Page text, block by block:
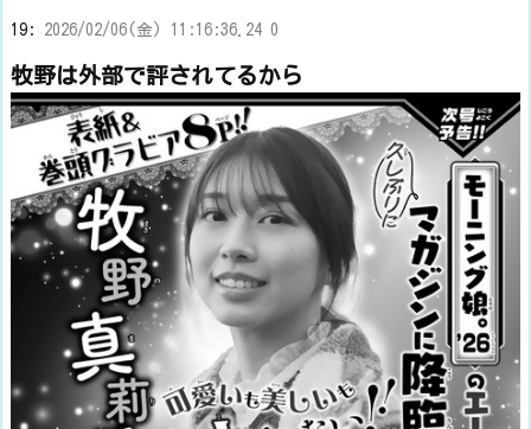
19: 2026/02/06(金) 11:16:36.24 0
牧野は外部で評されてるから